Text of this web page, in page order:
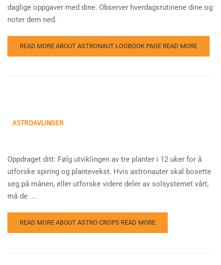
daglige oppgaver med dine. Observer hverdagsrutinene dine og
noter dem ned.
READ MORE ABOUT ASTRONAUT LOGBOOK PAGE READ MORE
ASTROAVLINGER
Oppdraget ditt: Følg utviklingen av tre planter i 12 uker for å
utforske spiring og plantevekst. Hvis astronauter skal bosette
seg på månen, eller utforske videre deler av solsystemet vårt,
må de ...
READ MORE ABOUT ASTRO CROPS READ MORE